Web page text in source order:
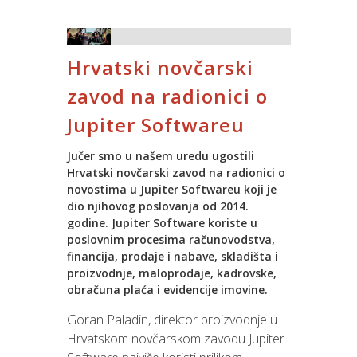
cilj centra prije svega motivirati djecu da
oslobode sve kočnice, razmišljaju izvan
okvira te da se povežu s prirodom jer
tek tada kreativnost nesmetano izlazi
van.
centra istražuju morske organizme,
analiziraju tlo staro milijune godina,
traže fosile, promatraju zvijezde,
izrađuju teleskope, sastavljaju
podmornice te prolaze mnoge druge
aktivnosti koje većinu djece potakne da
zvjezdarnicu posjete i iduće godine.
Spin s veseljem podupire projekte koji
su orijentirani radu s djecom na
oduševio s poklonima. Uz Djeda,
pomoćnicu Milicu i Pingvinka smijeha,
pjesme i igre nije nedostajalo, ali malo
za rastanak. Djed je morao dalje na put,
a mi smo se dogovorili da ćemo ga
spremno čekati i iduće godine.
Hrvatski novčarski
zavod na radionici o
Jupiter Softwareu
Jučer smo u našem uredu ugostili
Hrvatski novčarski zavod na radionici o
novostima u Jupiter Softwareu koji je
dio njihovog poslovanja od 2014.
godine. Jupiter Software koriste u
poslovnim procesima računovodstva,
financija, prodaje i nabave, skladišta i
proizvodnje, maloprodaje, kadrovske,
obračuna plaća i evidencije imovine.
Goran Paladin, direktor proizvodnje u
Hrvatskom novčarskom zavodu Jupiter